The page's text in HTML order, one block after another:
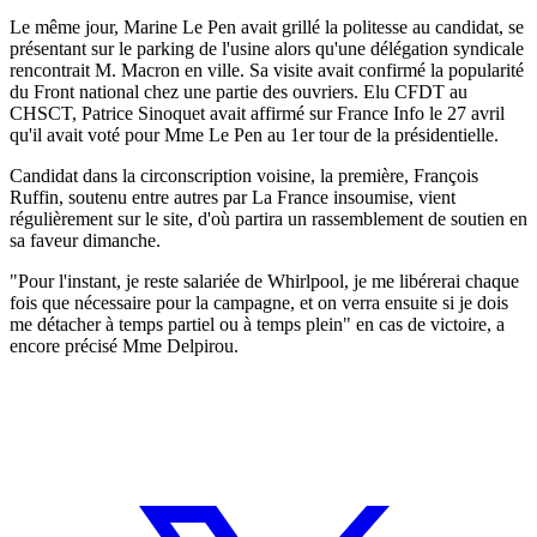
Le même jour, Marine Le Pen avait grillé la politesse au candidat, se
présentant sur le parking de l'usine alors qu'une délégation syndicale
rencontrait M. Macron en ville. Sa visite avait confirmé la popularité
du Front national chez une partie des ouvriers. Elu CFDT au
CHSCT, Patrice Sinoquet avait affirmé sur France Info le 27 avril
qu'il avait voté pour Mme Le Pen au 1er tour de la présidentielle.
Candidat dans la circonscription voisine, la première, François
Ruffin, soutenu entre autres par La France insoumise, vient
régulièrement sur le site, d'où partira un rassemblement de soutien en
sa faveur dimanche.
"Pour l'instant, je reste salariée de Whirlpool, je me libérerai chaque
fois que nécessaire pour la campagne, et on verra ensuite si je dois
me détacher à temps partiel ou à temps plein" en cas de victoire, a
encore précisé Mme Delpirou.